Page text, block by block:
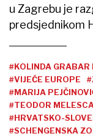
u Zagrebu je
predsjednikom
#KOLINDA GRABAR
#VIJEĆE EUROPE
#MARIJA
#TEODOR
#HRVATSKO-
#SCHENGENSKA